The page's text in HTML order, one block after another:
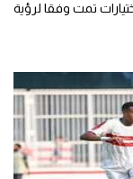
تمت وفقا لرؤية